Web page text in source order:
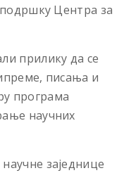
подршку Центра за
прилику да се
писања и
програма
научних
заједнице